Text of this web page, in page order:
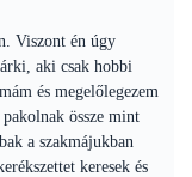
Viszont én úgy
aki csak hobbi
és megelőlegezem
össze mint
a szakmájukban
keresek és